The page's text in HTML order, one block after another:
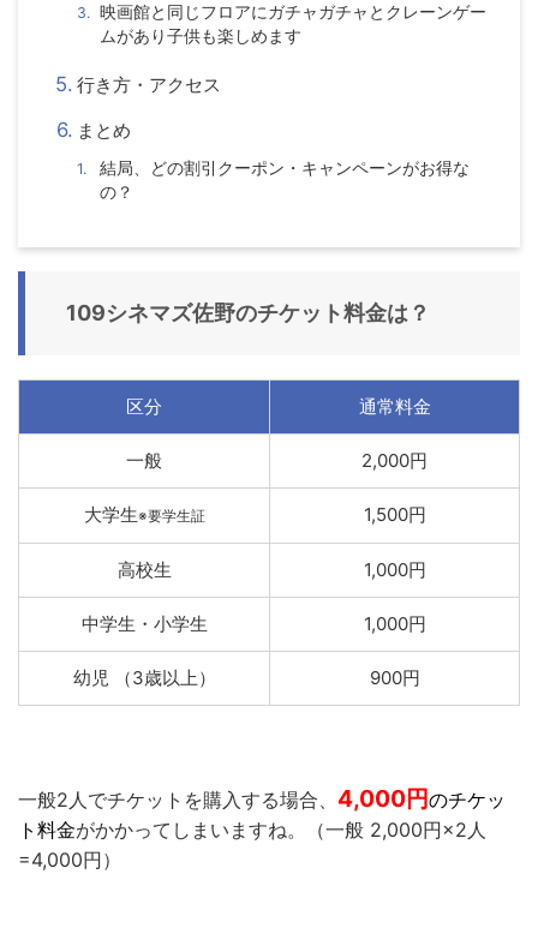
映画館と同じフロアにガチャガチャとクレーンゲー
ムがあり子供も楽しめます
行き方・アクセス
まとめ
結局、どの割引クーポン・キャンペーンがお得な
の？
109シネマズ佐野のチケット料金は？
区分 通常料金
一般 2,000円
大学生※要学生証 1,500円
高校生 1,000円
中学生・小学生 1,000円
幼児 （3歳以上） 900円
一般2人でチケットを購入する場合、 4,000円のチケッ
ト料金がかかってしまいますね。（一般 2,000円×2人
=4,000円）